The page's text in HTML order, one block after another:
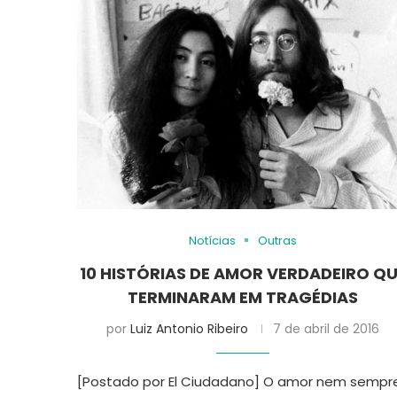
Notícias Outras
10 HISTÓRIAS DE AMOR VERDADEIRO
TERMINARAM EM TRAGÉDIAS
porLuiz Antonio Ribeiro 7 de abril de 2016
[Postado por El Ciudadano] O amor nem